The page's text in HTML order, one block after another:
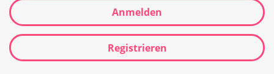
Anmelden
Registrieren